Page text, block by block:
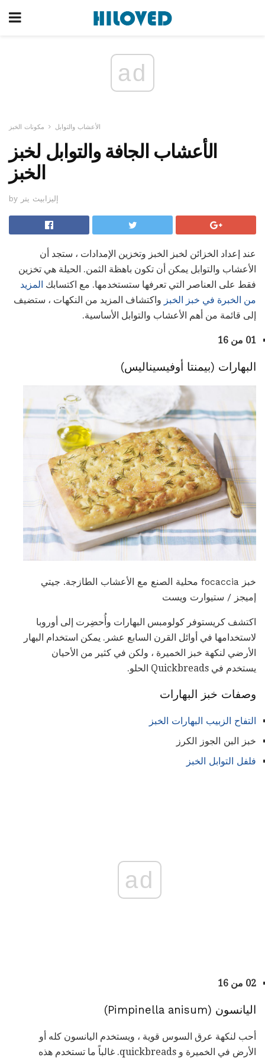
ad
الأعشاب والتوابل مكونات الخبز
الأعشاب الجافة والتوابل لخبز
الخبز
by إليزابيث يتر
عند إعداد الخزائن لخبز الخبز وتخزين الإمدادات ، ستجد أن
الأعشاب والتوابل يمكن أن تكون باهظة الثمن. الحيلة هي تخزين
فقط على العناصر التي تعرفها ستستخدمها. مع اكتسابك المزيد
من الخبرة في خبز الخبز واكتشاف المزيد من النكهات ، ستضيف
إلى قائمة من أهم الأعشاب والتوابل الأساسية.
01 من 16
البهارات (بيمنتا أوفيسيناليس)
خبز focaccia محلية الصنع مع الأعشاب الطازجة. جيتي
إميجز / ستيوارت ويست
اكتشف كريستوفر كولومبس البهارات وأُحضِرت إلى أوروبا
لاستخدامها في أوائل القرن السابع عشر. يمكن استخدام البهار
الأرضي لنكهة خبز الخميرة ، ولكن في كثير من الأحيان
يستخدم في Quickbreads الحلو.
وصفات خبز البهارات
التفاح الزبيب البهارات الخبز
خبز البن الجوز الكرز
فلفل التوابل الخبز
ad
02 من 16
اليانسون (Pimpinella anisum)
أحب لنكهة عرق السوس قوية ، ويستخدم اليانسون كله أو
الأرض في الخميرة و quickbreads. غالباً ما تستخدم هذه